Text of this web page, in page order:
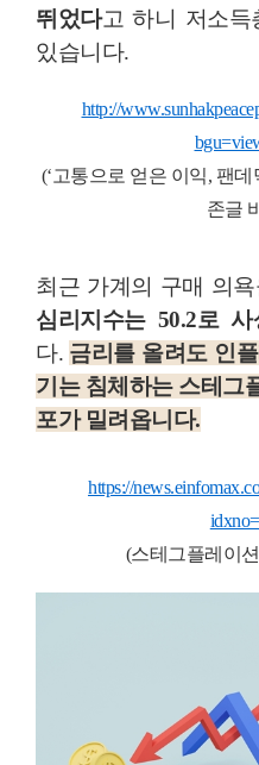
뛰었다고 하니 저소득
있습니다.
http://
(‘고통으로 얻은 이익, 팬데
존글
최근 가계의 구매 의
심리지수는 50.2로
다. 금리를 올려도 인
기는 침체하는 스테그
포가 밀려옵니다.
https://
(스테그플레이